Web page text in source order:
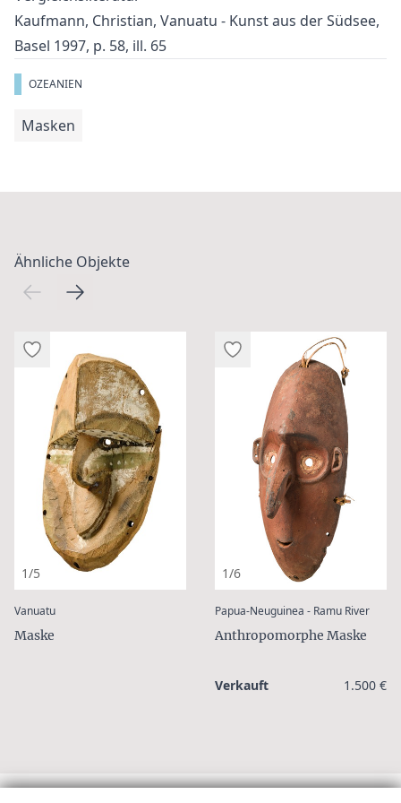
Kaufmann, Christian, Vanuatu - Kunst aus der Südsee,
Basel 1997, p. 58, ill. 65
OZEANIEN
Masken
Ähnliche Objekte
1/5
Vanuatu:
Maske
1/6
Papua-Neuguinea - Ramu River:
Anthropomorphe Maske
Verkauft 1.500 €